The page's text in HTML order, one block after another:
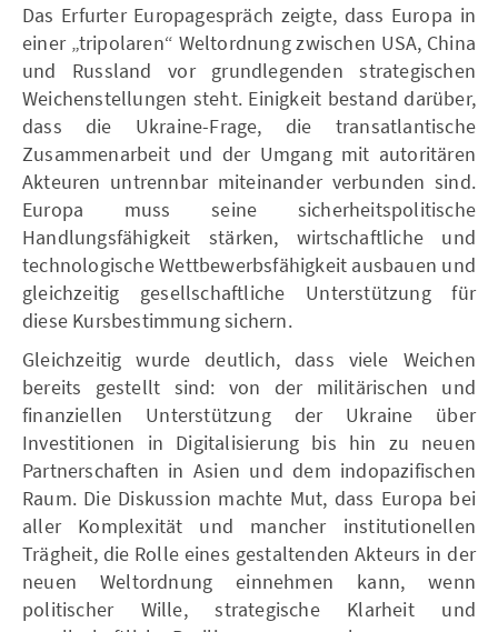
Das Erfurter Europagespräch zeigte, dass Europa in
einer „tripolaren“ Weltordnung zwischen USA, China
und Russland vor grundlegenden strategischen
Weichenstellungen steht. Einigkeit bestand darüber,
dass die Ukraine-Frage, die transatlantische
Zusammenarbeit und der Umgang mit autoritären
Akteuren untrennbar miteinander verbunden sind.
Europa muss seine sicherheitspolitische
Handlungsfähigkeit stärken, wirtschaftliche und
technologische Wettbewerbsfähigkeit ausbauen und
gleichzeitig gesellschaftliche Unterstützung für
diese Kursbestimmung sichern.
Gleichzeitig wurde deutlich, dass viele Weichen
bereits gestellt sind: von der militärischen und
finanziellen Unterstützung der Ukraine über
Investitionen in Digitalisierung bis hin zu neuen
Partnerschaften in Asien und dem indopazifischen
Raum. Die Diskussion machte Mut, dass Europa bei
aller Komplexität und mancher institutionellen
Trägheit, die Rolle eines gestaltenden Akteurs in der
neuen Weltordnung einnehmen kann, wenn
politischer Wille, strategische Klarheit und